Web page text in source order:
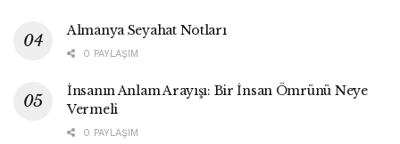
Almanya Seyahat Notları
0 PAYLAŞIM
İnsanın Anlam Arayışı: Bir İnsan Ömrünü Neye
Vermeli
0 PAYLAŞIM